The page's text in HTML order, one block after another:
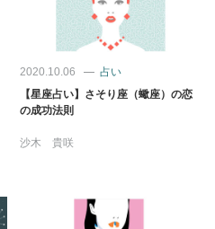
2020.10.06
占い
【星座占い】さそり座（蠍座）の恋
の成功法則
沙木 貴咲